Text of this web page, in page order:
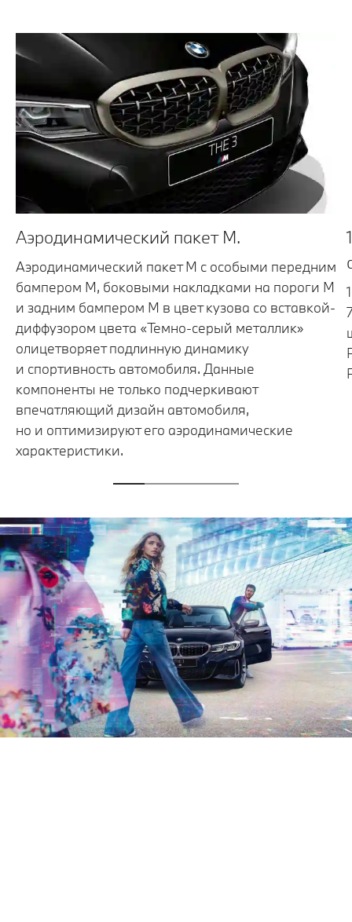
Аэродинамический пакет М.
Аэродинамический пакет M с особыми передним
бампером M, боковыми накладками на пороги M
и задним бампером M в цвет кузова со вставкой-
диффузором цвета «Темно-серый металлик»
олицетворяет подлинную динамику
и спортивность автомобиля. Данные
компоненты не только подчеркивают
впечатляющий дизайн автомобиля,
но и оптимизируют его аэродинамические
характеристики.